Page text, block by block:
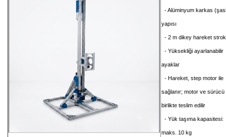
- Alüminyum karkas
yapısı
- 2 m dikey hareket
- Yüksekliği ayarlanabilir
ayaklar
- Hareket, step motor ile
sağlanır; motor ve sürücü
birlikte teslim edilir
- Yük taşıma kapasitesi:
maks. 10 kg